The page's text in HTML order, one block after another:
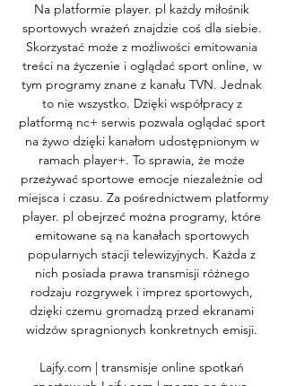
Na platformie player. pl każdy miłośnik
sportowych wrażeń znajdzie coś dla siebie.
Skorzystać może z możliwości emitowania
treści na życzenie i oglądać sport online, w
tym programy znane z kanału TVN. Jednak
to nie wszystko. Dzięki współpracy z
platformą nc+ serwis pozwala oglądać sport
na żywo dzięki kanałom udostępnionym w
ramach player+. To sprawia, że może
przeżywać sportowe emocje niezależnie od
miejsca i czasu. Za pośrednictwem platformy
player. pl obejrzeć można programy, które
emitowane są na kanałach sportowych
popularnych stacji telewizyjnych. Każda z
nich posiada prawa transmisji różnego
rodzaju rozgrywek i imprez sportowych,
dzięki czemu gromadzą przed ekranami
widzów spragnionych konkretnych emisji.
Lajfy.com | transmisje online spotkań